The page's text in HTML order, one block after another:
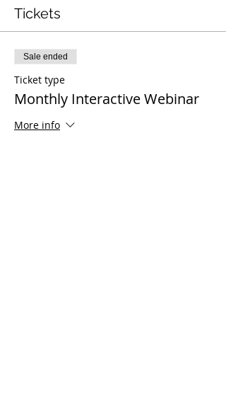
Tickets
Sale ended
Ticket type
Monthly Interactive Webinar
More info